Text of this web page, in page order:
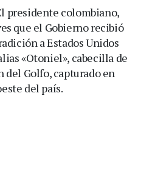
presidente colombiano,
que el Gobierno recibió
a Estados Unidos
«Otoniel», cabecilla de
Golfo, capturado en
del país.